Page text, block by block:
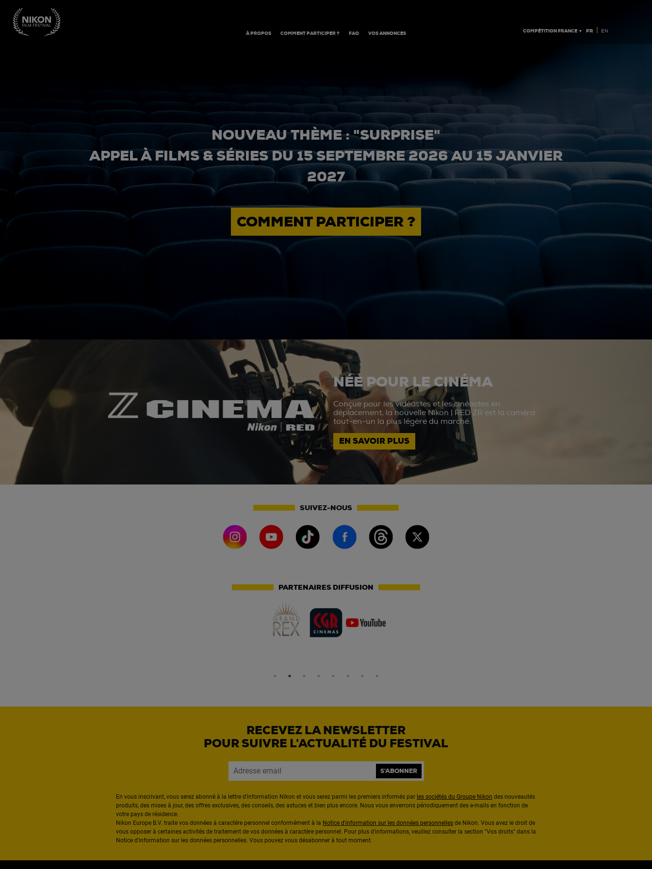
À PROPOS COMMENT PARTICIPER ? FAQ VOS ANNONCES COMPÉTITION FRANCE ▼ FR | EN
NOUVEAU THÈME : "SURPRISE"
APPEL À FILMS & SÉRIES DU 15 SEPTEMBRE 2026 AU 15 JANVIER
2027
COMMENT PARTICIPER ?
NÉE POUR LE CINÉMA
Conçue pour les vidéastes et les cinéastes en
déplacement, la nouvelle Nikon | RED ZR est la caméra
tout-en-un la plus légère du marché.
EN SAVOIR PLUS
SUIVEZ-NOUS
PARTENAIRES DIFFUSION
RECEVEZ LA NEWSLETTER
POUR SUIVRE L'ACTUALITÉ DU FESTIVAL
S'ABONNER
En vous inscrivant, vous serez abonné à la lettre d'information Nikon et vous serez parmi les premiers informés par les sociétés du Groupe Nikon des nouveautés
produits, des mises à jour, des offres exclusives, des conseils, des astuces et bien plus encore. Nous vous enverrons périodiquement des e-mails en fonction de
votre pays de résidence.
Nikon Europe B.V. traite vos données à caractère personnel conformément à la Notice d'information sur les données personnelles de Nikon. Vous avez le droit de
vous opposer à certaines activités de traitement de vos données à caractère personnel. Pour plus d'informations, veuillez consulter la section "Vos droits" dans la
Notice d'information sur les données personnelles. Vous pouvez vous désabonner à tout moment.